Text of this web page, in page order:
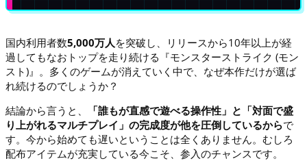
国内利用者数5,000万人 を突破し、リリースから10年以上が経
過してもなおトップを走り続ける『モンスターストライク (モン
スト)』。多くのゲームが消えていく中で、なぜ本作だけが選ば
れ続けるのでしょうか？
結論から言うと、
「誰もが直感で遊べる操作性」と「対面で盛
り上がれるマルチプレイ」の完成度が他を圧倒しているからで
す。今から始めても遅いということは全くありません。むしろ
配布アイテムが充実している今こそ、参入のチャンスです。